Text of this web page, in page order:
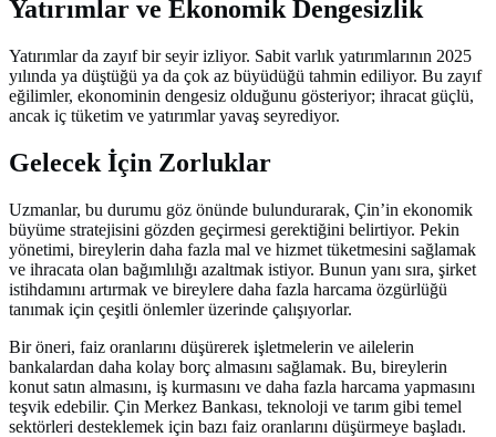
Yatırımlar ve Ekonomik Dengesizlik
Yatırımlar da zayıf bir seyir izliyor. Sabit varlık yatırımlarının 2025
yılında ya düştüğü ya da çok az büyüdüğü tahmin ediliyor. Bu zayıf
eğilimler, ekonominin dengesiz olduğunu gösteriyor; ihracat güçlü,
ancak iç tüketim ve yatırımlar yavaş seyrediyor.
Gelecek İçin Zorluklar
Uzmanlar, bu durumu göz önünde bulundurarak, Çin’in ekonomik
büyüme stratejisini gözden geçirmesi gerektiğini belirtiyor. Pekin
yönetimi, bireylerin daha fazla mal ve hizmet tüketmesini sağlamak
ve ihracata olan bağımlılığı azaltmak istiyor. Bunun yanı sıra, şirket
istihdamını artırmak ve bireylere daha fazla harcama özgürlüğü
tanımak için çeşitli önlemler üzerinde çalışıyorlar.
Bir öneri, faiz oranlarını düşürerek işletmelerin ve ailelerin
bankalardan daha kolay borç almasını sağlamak. Bu, bireylerin
konut satın almasını, iş kurmasını ve daha fazla harcama yapmasını
teşvik edebilir. Çin Merkez Bankası, teknoloji ve tarım gibi temel
sektörleri desteklemek için bazı faiz oranlarını düşürmeye başladı.